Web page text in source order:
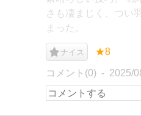
さも凄まじく、つい
まった。
ナイス ★8
コメント(0) 2025/